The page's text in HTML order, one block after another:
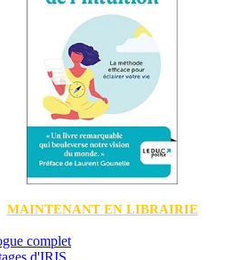
MAINTENANT EN LIBRAIRIE
complet
d'IRIS